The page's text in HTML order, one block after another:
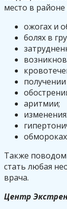
место в
ожогах и
болях в
аритмии;
Также
стать любая
врача.
Центр